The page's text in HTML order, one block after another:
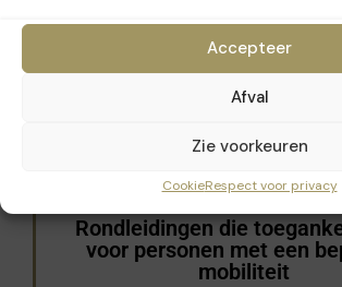
Accepteer
Afval
Zie voorkeuren
CookieRespect voor privacy
Aangepaste rondleidingen
met autisme
Rondleidingen die
voor personen met een
mobiliteit